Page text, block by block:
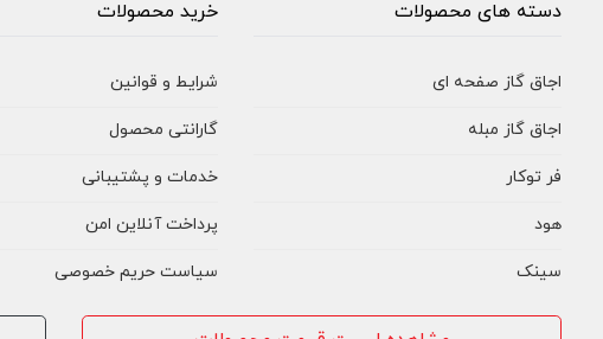
دسته های محصولات
اجاق گاز صفحه ای
اجاق گاز مبله
فر توکار
هود
سینک
خرید محصولات
شرایط و قوانین
گارانتی محصول
خدمات و پشتیبانی
پرداخت آنلاین امن
سیاست حریم خصوصی